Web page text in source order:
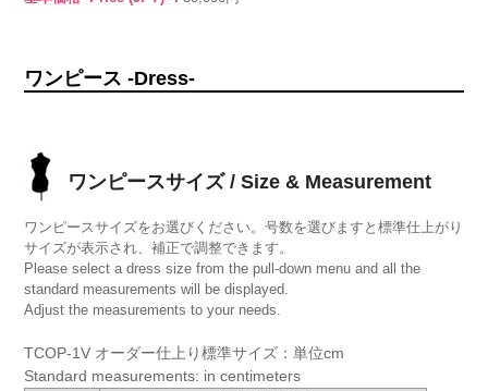
ワンピース -Dress-
ワンピースサイズ / Size & Measurement
ワンピースサイズをお選びください。号数を選びますと標準仕上がり
サイズが表示され、補正で調整できます。
Please select a dress size from the pull-down menu and all the
standard measurements will be displayed.
Adjust the measurements to your needs.
TCOP-1V オーダー仕上り標準サイズ：単位cm
Standard measurements: in centimeters